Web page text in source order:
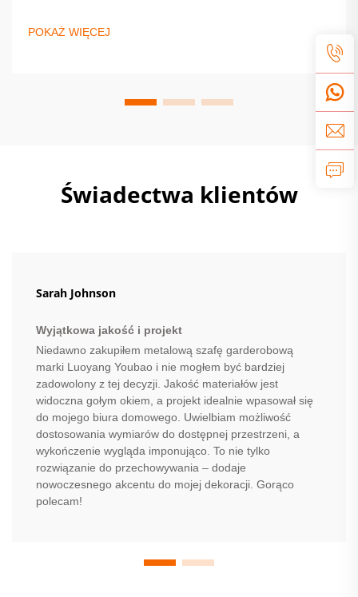
ekspertów dotyczących bezpieczeństwa, personalizacji i
instalacji. Zacznij projektować swoje idealne rozwiązanie już
POKAŻ WIĘCEJ
Świadectwa klientów
Sarah Johnson
Wyjątkowa jakość i projekt
Niedawno zakupiłem metalową szafę garderobową
marki Luoyang Youbao i nie mogłem być bardziej
zadowolony z tej decyzji. Jakość materiałów jest
widoczna gołym okiem, a projekt idealnie wpasował się
do mojego biura domowego. Uwielbiam możliwość
dostosowania wymiarów do dostępnej przestrzeni, a
wykończenie wygląda imponująco. To nie tylko
rozwiązanie do przechowywania – dodaje
nowoczesnego akcentu do mojej dekoracji. Gorąco
polecam!